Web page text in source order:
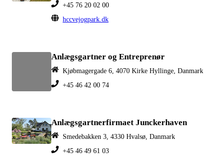
+45 76 20 02 00
hccvejogpark.dk
Anlægsgartner og Entreprenør
Kjøbmagergade 6, 4070 Kirke Hyllinge, Danmark
+45 46 42 00 74
Anlægsgartnerfirmaet Junckerhaven
Smedebakken 3, 4330 Hvalsø, Danmark
+45 46 49 61 03